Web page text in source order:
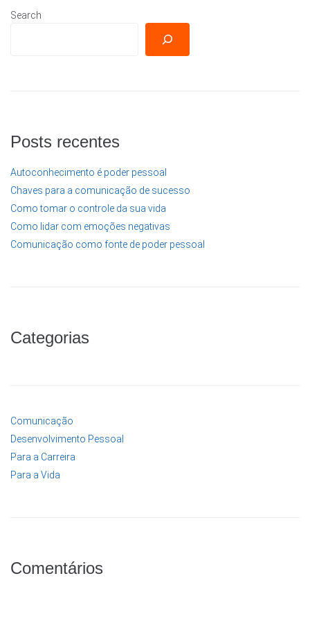
Search
Posts recentes
Autoconhecimento é poder pessoal
Chaves para a comunicação de sucesso
Como tomar o controle da sua vida
Como lidar com emoções negativas
Comunicação como fonte de poder pessoal
Categorias
Comunicação
Desenvolvimento Pessoal
Para a Carreira
Para a Vida
Comentários